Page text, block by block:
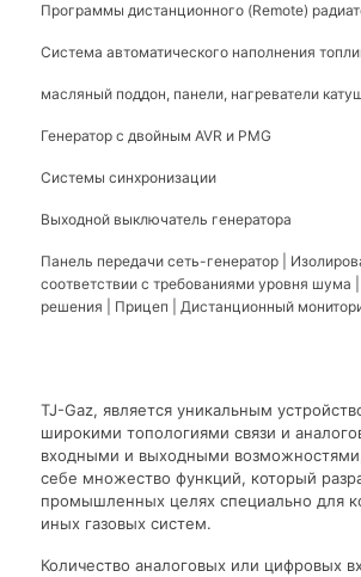
Программы дистанционного (Remote)
Система автоматического наполнения
масляный поддон, панели, нагреватели
Генератор с двойным AVR и PMG
Системы синхронизации
Выходной выключатель генератора
Панель передачи сеть-генератор |
соответствии с требованиями уровня шума
решения | Прицеп | Дистанционный
TJ-Gaz, является уникальным
широкими топологиями связи и
входными и выходными
себе множество функций, который
промышленных целях специально для
иных газовых систем.
Количество аналоговых или цифровых